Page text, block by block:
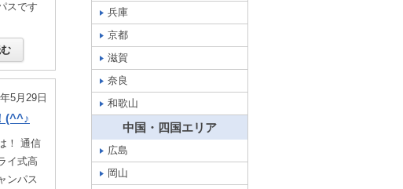
スです
5月29日
(^^♪
！ 通信
イ式高
ンパス
兵庫
京都
滋賀
奈良
和歌山
中国・四国エリア
広島
岡山